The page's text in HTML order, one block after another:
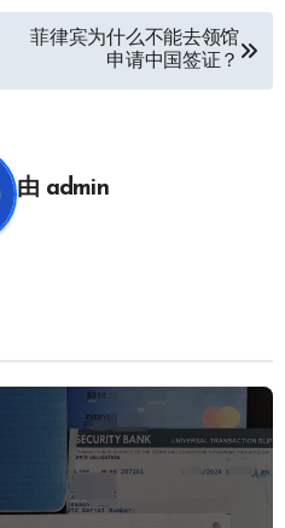
菲律宾为什么不能去领馆
申请中国签证？
由 admin